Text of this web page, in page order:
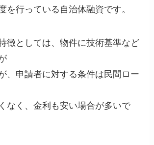
を行っている自治体融資です。
徴としては、物件に技術基準など
、申請者に対する条件は民間ロー
なく、金利も安い場合が多いで